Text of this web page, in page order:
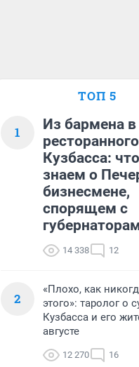
ТОП 5
1
Из бармена в
Кузбасса:
знаем о
бизнесмене,
спорящем с
14 338 12
2
«Плохо, как
этого»: таролог о
Кузбасса и его
августе
12 270 16